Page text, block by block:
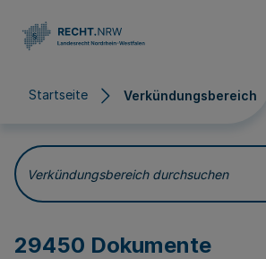
Startseite Verkündungsbereich
Verkündungsbereich durchsuchen
29450 Dokumente